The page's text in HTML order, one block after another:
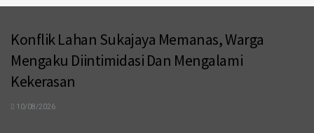
Konflik Lahan Sukajaya Memanas, Warga
Mengaku Diintimidasi Dan Mengalami
Kekerasan
10/08/2026